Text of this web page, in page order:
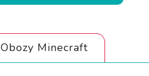
Obozy Minecraft